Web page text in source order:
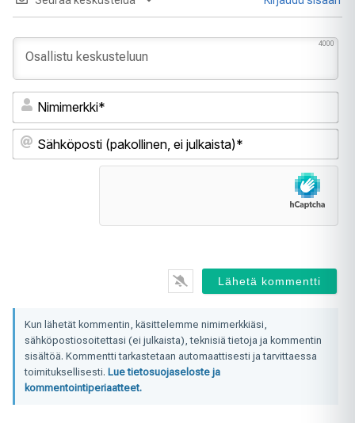
4000
ei
Kun lähetät kommentin, käsittelemme nimimerkkiäsi,
sähköpostiosoitettasi (ei julkaista), teknisiä tietoja ja kommentin
sisältöä. Kommentti tarkastetaan automaattisesti ja tarvittaessa
toimituksellisesti. Lue tietosuojaseloste ja
kommentointiperiaatteet.